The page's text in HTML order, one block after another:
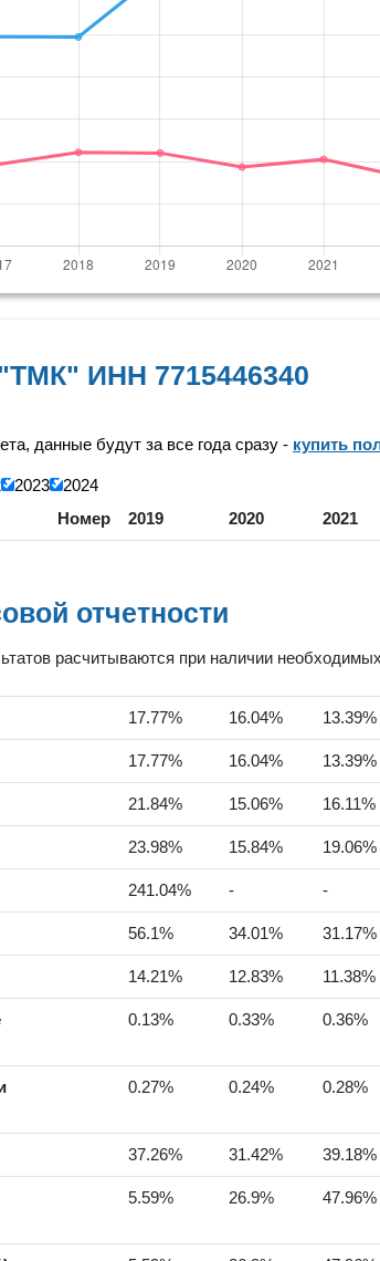
ИНН 7715446340
данные будут за все года сразу - купить
2023
2024
Номер
2019 2020 2021
отчетности
расчитываются при наличии
17.77% 16.04% 13.39%
17.77% 16.04% 13.39%
21.84% 15.06% 16.11%
23.98% 15.84% 19.06%
241.04% - -
56.1% 34.01% 31.17%
14.21% 12.83% 11.38%
0.13% 0.33% 0.36%
0.27% 0.24% 0.28%
37.26% 31.42% 39.18%
5.59% 26.9% 47.96%